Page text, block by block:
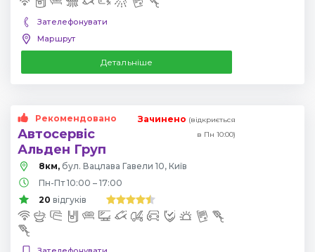
Зателефонувати
Маршрут
Детальніше
Рекомендовано
Автосервіс
Альден Груп
Зачинено (відкриється
в Пн 10:00)
8км, бул. Вацлава Гавели 10, Київ
Пн-Пт 10:00 – 17:00
20 відгуків